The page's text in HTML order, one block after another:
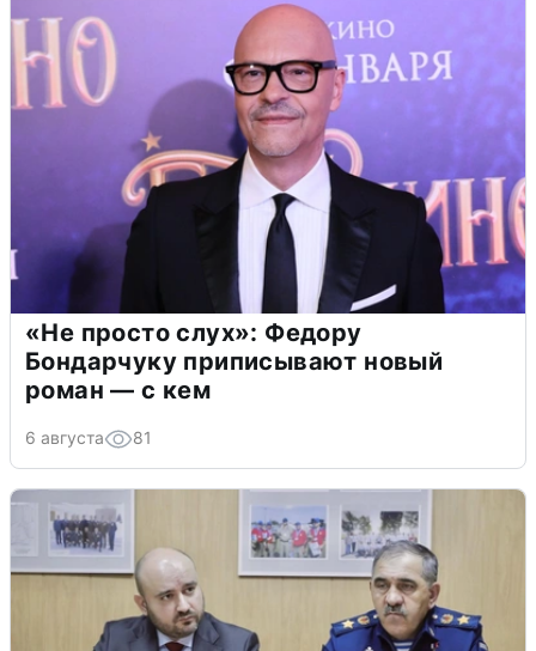
«Не просто слух»: Федору
Бондарчуку приписывают новый
роман — с кем
6 августа 81